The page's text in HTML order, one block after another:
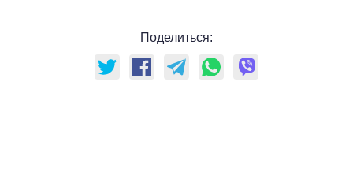
Поделиться: